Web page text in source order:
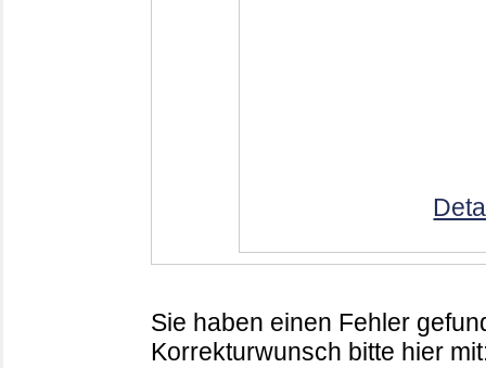
Sie haben einen Fehler
Korrekturwunsch bitte hier